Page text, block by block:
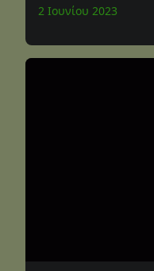
2 Ιουνίου 2023